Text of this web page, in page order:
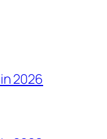
2026